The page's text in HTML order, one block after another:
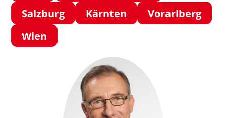
Salzburg Kärnten
Vorarlberg
Wien